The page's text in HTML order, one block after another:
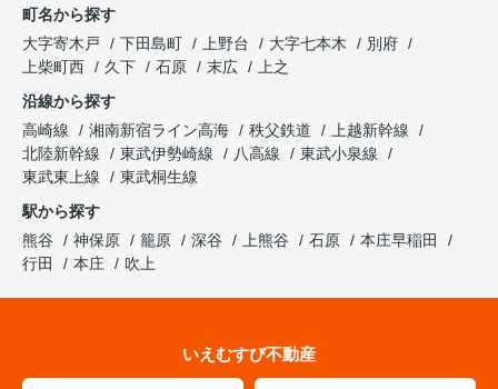
町名から探す
大字寄木戸
下田島町 上野台 大字七本木
別府
上柴町西
久下 石原 末広
上之
沿線から探す
高崎線
湘南新宿ライン高海 秩父鉄道
上越新幹線
北陸新幹線
東武伊勢崎線 八高線
東武小泉線
東武東上線
東武桐生線
駅から探す
熊谷
神保原 籠原 深谷 上熊谷 石原
本庄早稲田
行田
本庄 吹上
いえむすび不動産